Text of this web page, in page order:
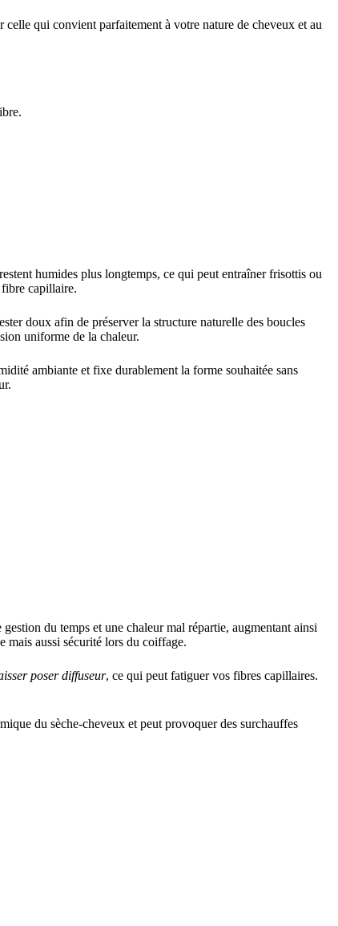
celle qui convient parfaitement à votre nature de cheveux et au
humides plus longtemps, ce qui peut entraîner frisottis ou
fibre capillaire.
doux afin de préserver la structure naturelle des boucles
uniforme de la chaleur.
ambiante et fixe durablement la forme souhaitée sans
du temps et une chaleur mal répartie, augmentant ainsi
mais aussi sécurité lors du coiffage.
poser diffuseur, ce qui peut fatiguer vos fibres capillaires.
du sèche-cheveux et peut provoquer des surchauffes